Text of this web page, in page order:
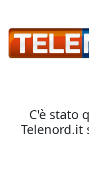
C'è stato
Telenord.it